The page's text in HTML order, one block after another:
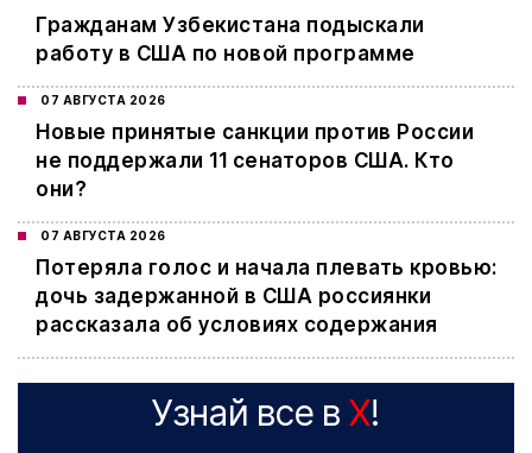
Гражданам Узбекистана подыскали
работу в США по новой программе
07 АВГУСТА 2026
Новые принятые санкции против России
не поддержали 11 сенаторов США. Кто
они?
07 АВГУСТА 2026
Потеряла голос и начала плевать кровью:
дочь задержанной в США россиянки
рассказала об условиях содержания
Узнай все в X!